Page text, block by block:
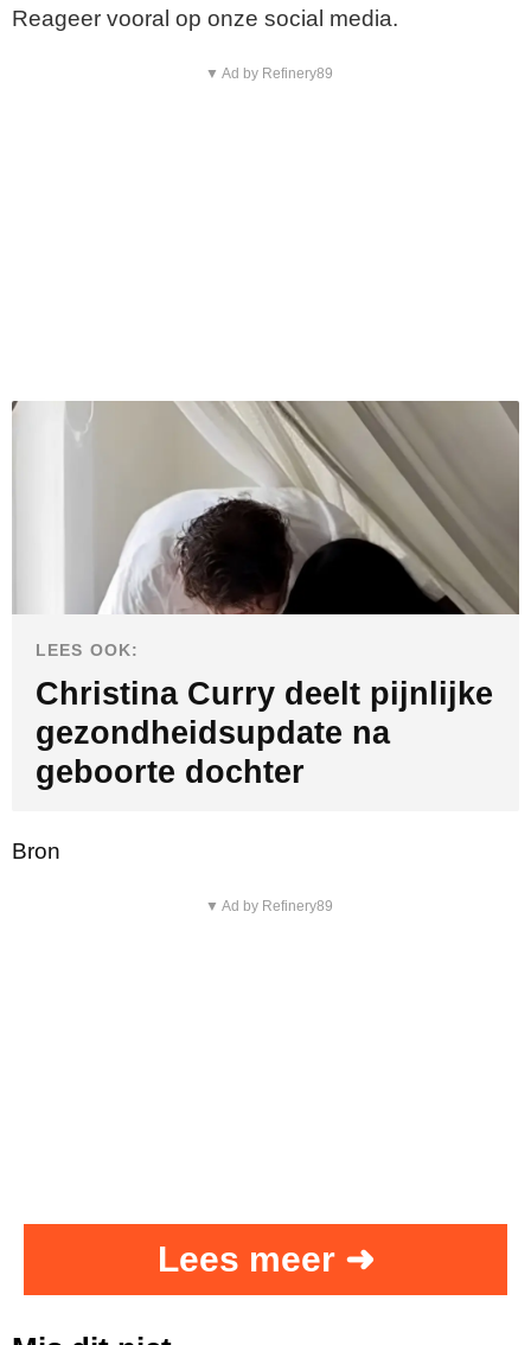
Reageer vooral op onze social media.
▼ Ad by Refinery89
LEES OOK:
Christina Curry deelt pijnlijke
gezondheidsupdate na
geboorte dochter
Bron
▼ Ad by Refinery89
Lees meer ➜